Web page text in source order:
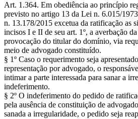
Art. 1.364. Em obediência ao princípio
previsto no artigo 13 da Lei n. 6.015/
n. 13.178/2015 excetua da ratificação as
incisos I e II de seu art. 1º, a averbação
provocação do titular do domínio, via
meio de advogado constituído.
§ 1º Caso o requerimento seja
representação por advogado, o
intimar a parte interessada para sanar a
indeferimento.
§ 2º O indeferimento do pedido de
pela ausência de constituição de
sanada a irregularidade, o pedido seja